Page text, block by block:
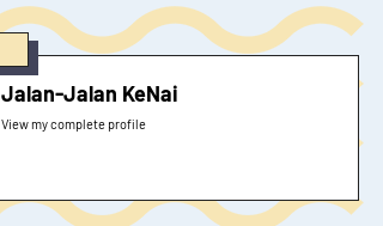
Jalan-Jalan KeNai
View my complete profile